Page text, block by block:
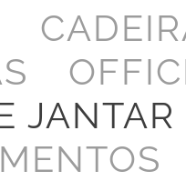
JANTAR